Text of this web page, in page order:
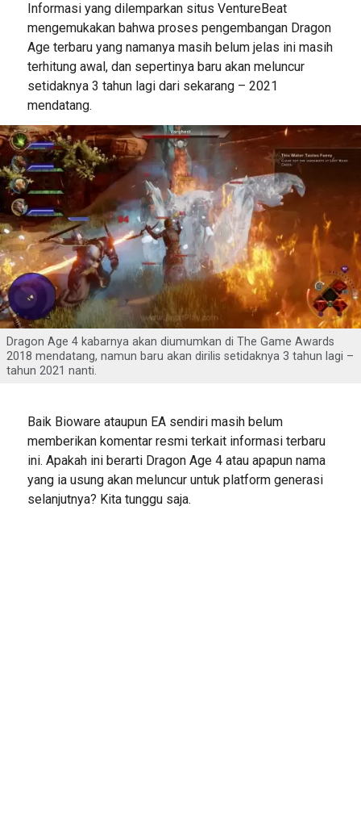
Informasi yang dilemparkan situs VentureBeat
mengemukakan bahwa proses pengembangan Dragon
Age terbaru yang namanya masih belum jelas ini masih
terhitung awal, dan sepertinya baru akan meluncur
setidaknya 3 tahun lagi dari sekarang – 2021
mendatang.
Dragon Age 4 kabarnya akan diumumkan di The Game Awards
2018 mendatang, namun baru akan dirilis setidaknya 3 tahun lagi –
tahun 2021 nanti.
Baik Bioware ataupun EA sendiri masih belum
memberikan komentar resmi terkait informasi terbaru
ini. Apakah ini berarti Dragon Age 4 atau apapun nama
yang ia usung akan meluncur untuk platform generasi
selanjutnya? Kita tunggu saja.